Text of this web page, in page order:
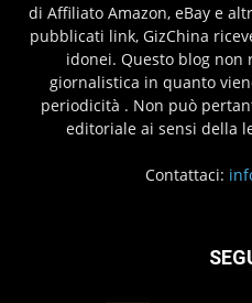
di Affiliato Amazon, eBay e
pubblicati link, GizChina
idonei. Questo blog non
giornalistica in quanto
periodicità . Non può
editoriale ai sensi della
Contattaci: